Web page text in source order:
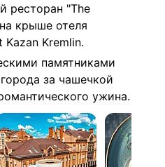
ресторан "The
крыше отеля
Kremlin.
памятниками
за чашечкой
ужина.